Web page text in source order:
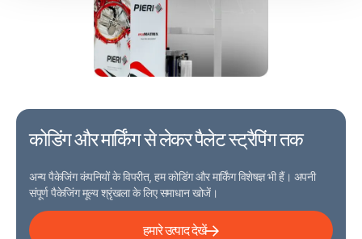
कोडिंग और मार्किंग से लेकर पैलेट स्ट्रैपिंग तक
अन्य पैकेजिंग कंपनियों के विपरीत, हम कोडिंग और मार्किंग विशेषज्ञ भी हैं। अपनी
संपूर्ण पैकेजिंग मूल्य श्रृंखला के लिए समाधान खोजें।
हमारे उत्पाद देखें